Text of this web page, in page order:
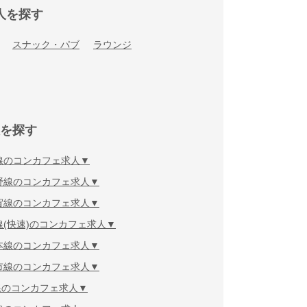
を探す
スナック・パブ ラウンジ
探す
のコンカフェ求人
線のコンカフェ求人
線のコンカフェ求人
(快速)のコンカフェ求人
線のコンカフェ求人
線のコンカフェ求人
コンカフェ求人